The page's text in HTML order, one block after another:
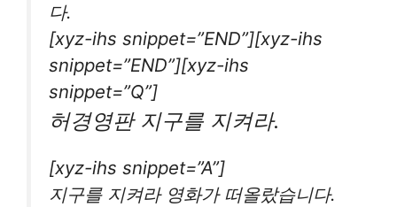
다.
[xyz-ihs snippet=”END”][xyz-ihs
snippet=”END”][xyz-ihs
snippet=”Q”]
허경영판 지구를 지켜라.
[xyz-ihs snippet=”A”]
지구를 지켜라 영화가 떠올랐습니다.